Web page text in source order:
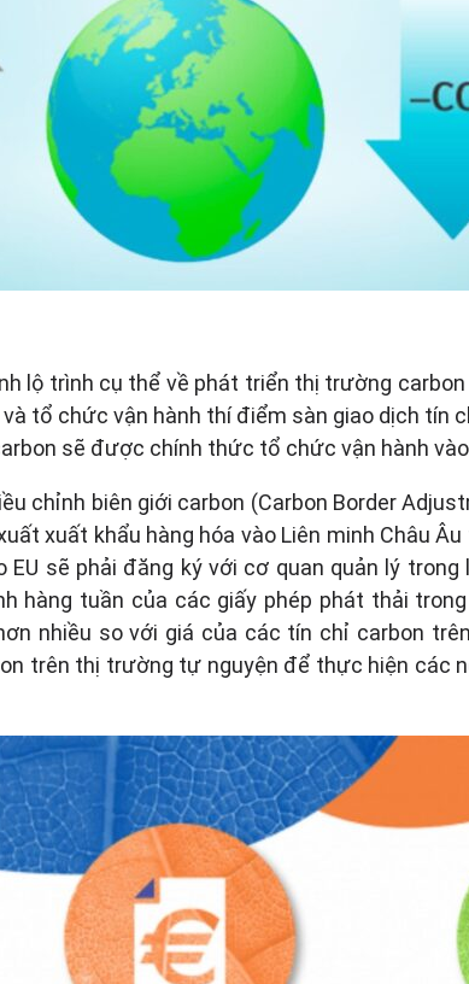
lộ trình cụ thể về phát triển thị trường
tổ chức vận hành thí điểm sàn giao dịch tín
sẽ được chính thức tổ chức vận hành
chỉnh biên giới carbon (Carbon Border
xuất khẩu hàng hóa vào Liên minh Châu
EU sẽ phải đăng ký với cơ quan quản lý
tuần của các giấy phép phát thải
nhiều so với giá của các tín chỉ carbon
trên thị trường tự nguyện để thực hiện các